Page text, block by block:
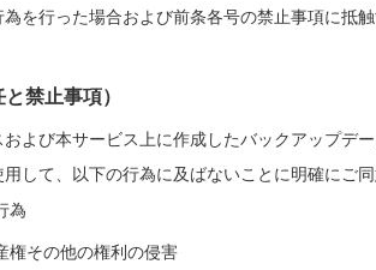
を行った場合および前条各号の禁止事項に抵
禁止事項）
よび本サービス上に作成したバックアップデ
して、以下の行為に及ばないことに明確にご同
為
その他の権利の侵害